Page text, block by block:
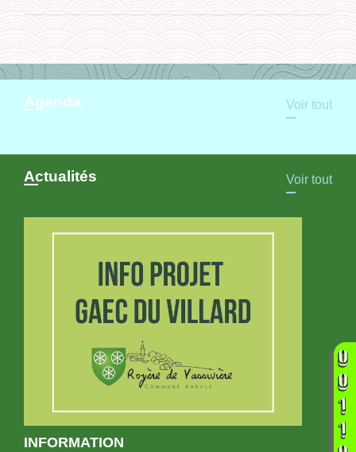
Agenda Voir tout
Actualités Voir tout
INFORMATION